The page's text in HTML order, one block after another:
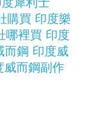
犀利士
購買 印度樂
哪裡買 印度
而鋼 印度威
威而鋼副作